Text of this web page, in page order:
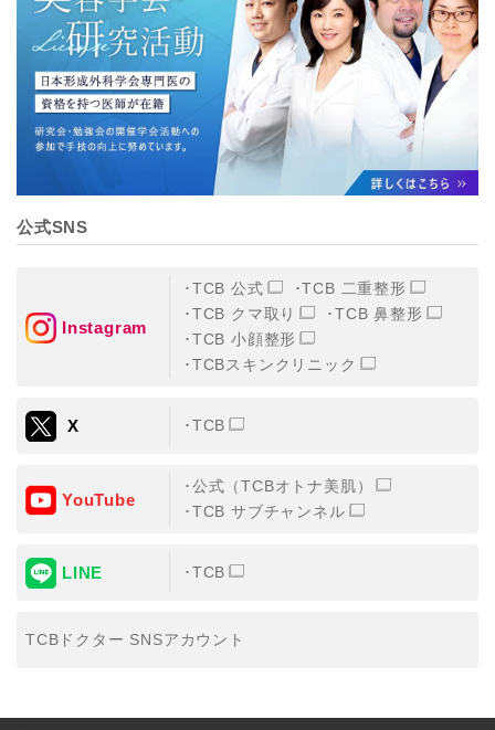
TCBグループは、取り扱う個人情報を、厳正な管理の下
に蓄積・保管し、当該個人情報への不正アクセス・紛
失・破壊・改ざんおよび漏洩等を防止するため、必要か
つ適切な組織的・人的・物理的・技術的防御措置を講じ
ます。
【個人情報の共同利用について】
TCBグループは、【利用目的】達成に必要な範囲で、取
得情報を共同して利用することがあります。
なお、共同利用にあたっては、一般社団法人メディカル
す。
一般社団法人メディカルアライアンス
①共同して利用される情報
②共同して利用する者の範囲
③共同利用する者の利用目的
【外部委託について】
おいて、取得情報の取扱いの全部または一部を外部の業
務委託先に委託することがあります。取得情報の取り扱
公式SNS
Instagram
TCB 公式
TCB 二重整形
TCB クマ取り
TCB 鼻整形
TCB 小顔整形
TCBスキンクリニック
X TCB
YouTube
公式（TCBオトナ美肌）
TCB サブチャンネル
LINE TCB
TCBドクター SNSアカウント